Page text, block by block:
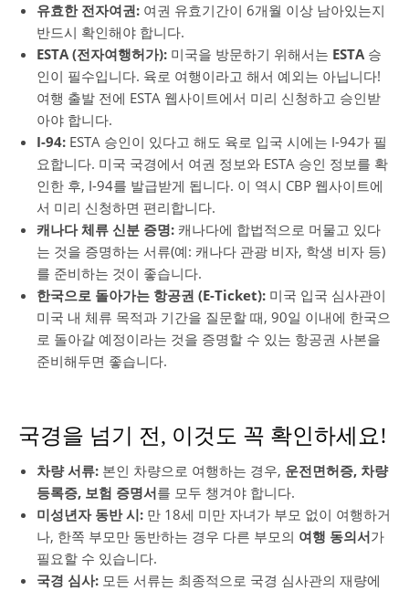
유효한 전자여권: 여권 유효기간이 6개월 이상 남아있는지
반드시 확인해야 합니다.
ESTA (전자여행허가): 미국을 방문하기 위해서는 ESTA승
인이 필수입니다. 육로 여행이라고 해서 예외는 아닙니다!
여행 출발 전에 ESTA 웹사이트에서 미리 신청하고 승인받
아야 합니다.
I-94: ESTA 승인이 있다고 해도 육로 입국 시에는 I-94가 필
요합니다. 미국 국경에서 여권 정보와 ESTA 승인 정보를 확
인한 후, I-94를 발급받게 됩니다. 이 역시 CBP 웹사이트에
서 미리 신청하면 편리합니다.
캐나다 체류 신분 증명: 캐나다에 합법적으로 머물고 있다
는 것을 증명하는 서류(예: 캐나다 관광 비자, 학생 비자 등)
를 준비하는 것이 좋습니다.
한국으로 돌아가는 항공권 (E-Ticket): 미국 입국 심사관이
미국 내 체류 목적과 기간을 질문할 때, 90일 이내에 한국으
로 돌아갈 예정이라는 것을 증명할 수 있는 항공권 사본을
준비해두면 좋습니다.
국경을 넘기 전, 이것도 꼭 확인하세요!
차량 서류: 본인 차량으로 여행하는 경우, 운전면허증, 차량
등록증, 보험 증명서를 모두 챙겨야 합니다.
미성년자 동반 시: 만 18세 미만 자녀가 부모 없이 여행하거
나, 한쪽 부모만 동반하는 경우 다른 부모의 여행 동의서가
필요할 수 있습니다.
국경 심사: 모든 서류는 최종적으로 국경 심사관의 재량에